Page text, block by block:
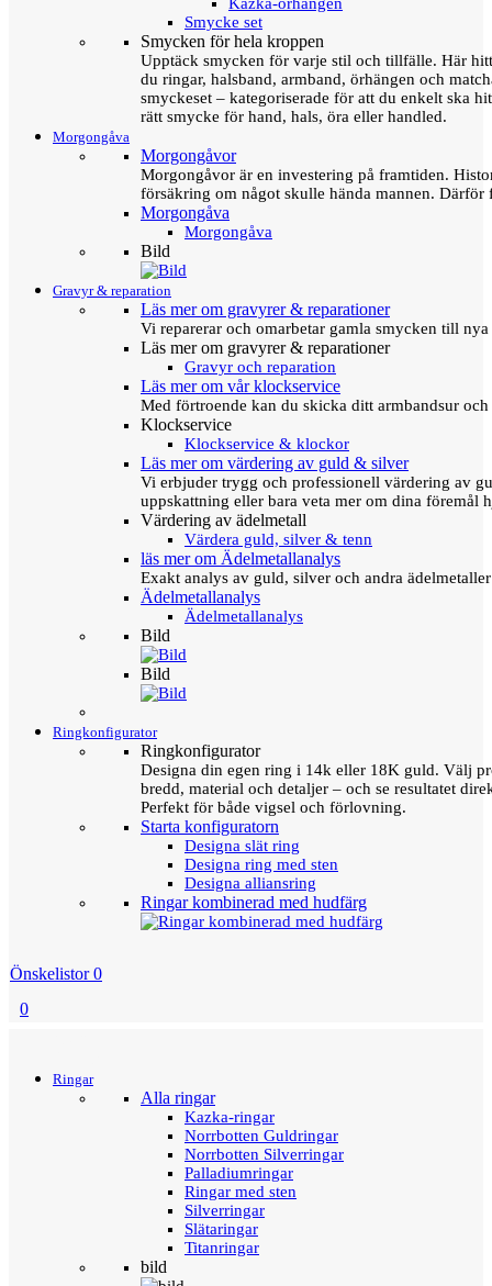
Smycke set
Smycken för hela kroppen
Upptäck smycken för varje stil och tillfälle. Här
du ringar, halsband, armband, örhängen och
smyckeset – kategoriserade för att du enkelt ska
rätt smycke för hand, hals, öra eller handled.
Morgongåva
Morgongåvor
Morgongåvor är en investering på framtiden.
försäkring om något skulle hända mannen.
Morgongåva
Morgongåva
Bild
Gravyr & reparation
Läs mer om gravyrer & reparationer
Vi reparerar och omarbetar gamla smycken till
Läs mer om gravyrer & reparationer
Gravyr och reparation
Läs mer om vår klockservice
Med förtroende kan du skicka ditt armbandsur
Klockservice
Klockservice & klockor
Läs mer om värdering av guld & silver
Vi erbjuder trygg och professionell värdering av
uppskattning eller bara veta mer om dina föremål
Värdering av ädelmetall
Värdera guld, silver & tenn
läs mer om Ädelmetallanalys
Exakt analys av guld, silver och andra
Ädelmetallanalys
Ädelmetallanalys
Bild
Bild
Ringkonfigurator
Ringkonfigurator
Designa din egen ring i 14k eller 18K guld. Välj
bredd, material och detaljer – och se resultatet
Perfekt för både vigsel och förlovning.
Starta konfiguratorn
Designa slät ring
Designa ring med sten
Designa alliansring
Ringar kombinerad med hudfärg
Önskelistor 0
0
Ringar
Alla ringar
Kazka-ringar
Norrbotten Guldringar
Norrbotten Silverringar
Palladiumringar
Ringar med sten
Silverringar
Slätaringar
Titanringar
bild